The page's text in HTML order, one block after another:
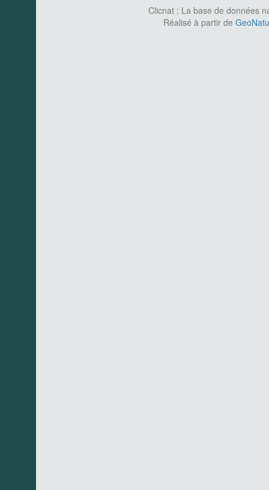
Clicnat : La base de données
Réalisé à partir de